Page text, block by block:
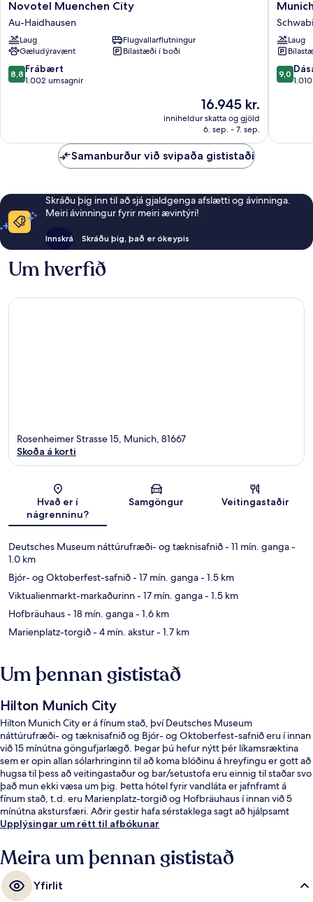
Novotel
Muenchen
City
Au-
Haidhausen
Novotel Muenchen City
Au-Haidhausen
Laug
Flugvallarflutningur
Gæludýravænt
Bílastæði í boði
8.8
af
8,8 Frábært
1.002 umsagnir
Verðið
er
16.945 kr.
16.945 kr.
inniheldur skatta og gjöld
6. sep. - 7. sep.
Munich
Marriott
Hotel
Laug
9.0
af
9,0
Samanburður við svipaða gististaði
Skráðu þig inn til að sjá gjaldgenga afslætti og ávinninga.
Meiri ávinningur fyrir meiri ævintýri!
Innskrá Skráðu þig, það er ókeypis
Um hverfið
Kort
Rosenheimer Strasse 15, Munich, 81667
Skoða á korti
Hvað er í
nágrenninu?
Samgöngur Veitingastaðir
Deutsches Museum náttúrufræði- og tæknisafnið- 11 mín. ganga-
1.0 km
Bjór- og Oktoberfest-safnið- 17 mín. ganga- 1.5 km
Viktualienmarkt-markaðurinn- 17 mín. ganga- 1.5 km
Hofbräuhaus- 18 mín. ganga- 1.6 km
Marienplatz-torgið- 4 mín. akstur- 1.7 km
Um þennan gististað
Hilton Munich City
Hilton Munich City er á fínum stað, því Deutsches Museum
náttúrufræði- og tæknisafnið og Bjór- og Oktoberfest-safnið eru í innan
við 15 mínútna göngufjarlægð. Þegar þú hefur nýtt þér líkamsræktina
sem er opin allan sólarhringinn til að koma blóðinu á hreyfingu er gott að
hugsa til þess að veitingastaður og bar/setustofa eru einnig til staðar svo
það mun ekki væsa um þig. Þetta hótel fyrir vandláta er jafnframt á
fínum stað, t.d. eru Marienplatz-torgið og Hofbräuhaus í innan við 5
mínútna akstursfæri. Aðrir gestir hafa sérstaklega sagt að hjálpsamt
starfsfólk sé meðal helstu kosta gististaðarins. Gististaðurinn er stutt frá
skrefa fjarlægð og Am Gasteig-sporvagnastoppistöðin er í 6 mínútna
göngufjarlægð.
Upplýsingar um rétt til afbókunar
Meira um þennan gististað
Yfirlit